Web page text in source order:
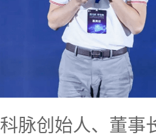
科脉创始人、董事